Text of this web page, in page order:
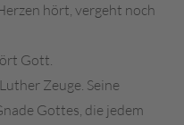
hört, vergeht noch
Gott.
Zeuge. Seine
Gottes, die jedem